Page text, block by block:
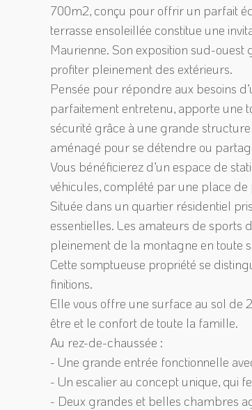
700m2, conçu pour offrir un parfait
terrasse ensoleillée constitue une
Maurienne. Son exposition sud-
profiter pleinement des extérieurs.
Pensée pour répondre aux besoins
parfaitement entretenu, apporte une
sécurité grâce à une grande
aménagé pour se détendre ou
Vous bénéficierez d’un espace de
véhicules, complété par une place
Située dans un quartier résidentiel
essentielles. Les amateurs de sports
pleinement de la montagne en toute
Cette somptueuse propriété se
finitions.
Elle vous offre une surface au sol
être et le confort de toute la famille.
Au rez-de-chaussée :
- Une grande entrée fonctionnelle
- Un escalier au concept unique, qui
- Deux grandes et belles chambres